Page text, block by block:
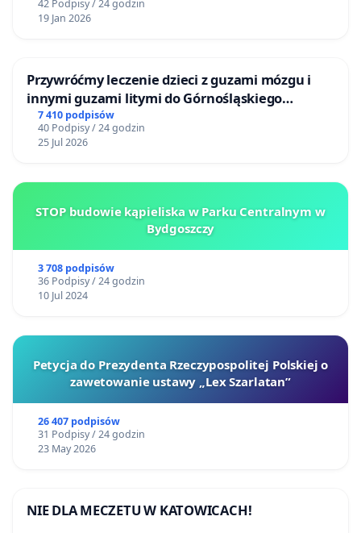
42 Podpisy / 24 godzin
19 Jan 2026
Przywróćmy leczenie dzieci z guzami mózgu i
innymi guzami litymi do Górnośląskiego
Centrum Zdrowia Dziecka w Katowicach
7 410 podpisów
40 Podpisy / 24 godzin
25 Jul 2026
STOP budowie kąpieliska w Parku Centralnym w
Bydgoszczy
3 708 podpisów
36 Podpisy / 24 godzin
10 Jul 2024
Petycja do Prezydenta Rzeczypospolitej Polskiej o
zawetowanie ustawy „Lex Szarlatan”
26 407 podpisów
31 Podpisy / 24 godzin
23 May 2026
NIE DLA MECZETU W KATOWICACH!